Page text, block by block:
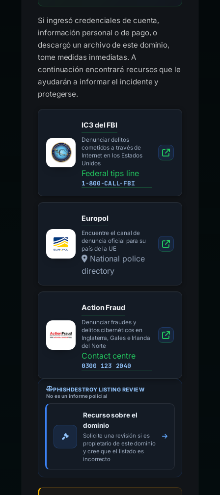
Si ingresó credenciales de cuenta,
información personal o de pago, o
descargó un archivo de este dominio,
tome medidas inmediatas. A
continuación encontrará recursos que le
ayudarán a informar el incidente y
protegerse.
IC3 del FBI
Denunciar delitos
cometidos a través de
Internet en los Estados
Unidos
Federal tips line
1-800-CALL-FBI
Europol
Encuentre el canal de
denuncia oficial para su
país de la UE
National police
directory
Action Fraud
Denunciar fraudes y
delitos cibernéticos en
Inglaterra, Gales e Irlanda
del Norte
Contact centre
0300 123 2040
PHISHDESTROY LISTING REVIEW
No es un informe policial
Recurso sobre el
dominio
Solicite una revisión si es
propietario de este dominio
y cree que el listado es
incorrecto